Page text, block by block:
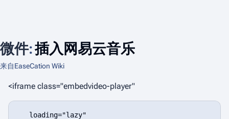
微件:插入网易云音乐
来自EaseCation Wiki
<iframe class="embedvideo-player"
   loading="lazy"